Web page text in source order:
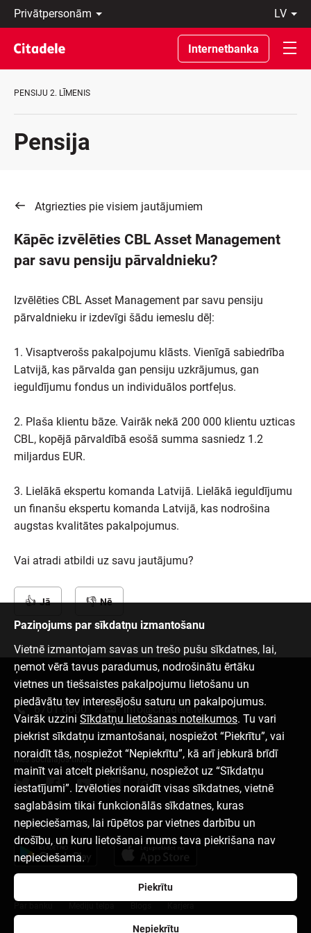
Privātpersonām
Uzņēmumiem
Private
Banking
Par
C
lv
Latviski
По-
русски
In
Internetbanka
PENSIJU 2. LĪMENIS
Pensija
Atgriezties pie visiem jautājumiem
Kāpēc izvēlēties CBL Asset Management
par savu pensiju pārvaldnieku?
Izvēlēties CBL Asset Management par savu pensiju
pārvaldnieku ir izdevīgi šādu iemeslu dēļ:
1. Visaptverošs pakalpojumu klāsts. Vienīgā sabiedrība
Latvijā, kas pārvalda gan pensiju uzkrājumus, gan
ieguldījumu fondus un individuālos portfeļus.
2. Plaša klientu bāze. Vairāk nekā 200 000 klientu uzticas
CBL, kopējā pārvaldībā esošā summa sasniedz 1.2
miljardus EUR.
3. Lielākā ekspertu komanda Latvijā. Lielākā ieguldījumu
un finanšu ekspertu komanda Latvijā, kas nodrošina
augstas kvalitātes pakalpojumus.
Vai atradi atbildi uz savu jautājumu?
Jā Nē
Paziņojums par sīkdatņu izmantošanu
Vietnē izmantojam savas un trešo pušu sīkdatnes, lai,
ņemot vērā tavus paradumus, nodrošinātu ērtāku
vietnes un tiešsaistes pakalpojumu lietošanu un
piedāvātu tev interesējošu saturu un pakalpojumus.
Vairāk uzzini Sīkdatņu lietošanas noteikumos. Tu vari
piekrist sīkdatņu izmantošanai, nospiežot “Piekrītu”, vai
noraidīt tās, nospiežot “Nepiekrītu”, kā arī jebkurā brīdī
mainīt vai atcelt piekrišanu, nospiežot uz “Sīkdatņu
iestatījumi”. Izvēloties noraidīt visas sīkdatnes, vietnē
saglabāsim tikai funkcionālās sīkdatnes, kuras
nepieciešamas, lai rūpētos par vietnes darbību un
drošību, un kuru lietošanai mums tava piekrišana nav
nepieciešama.
Piekrītu
Nepiekrītu
Sazinies ar mums
6701 0000 info@citadele.lv
Mēs sociālajos tīklos
Lejupielādēt aplikāciju
Sīkdatņu iestatījumi